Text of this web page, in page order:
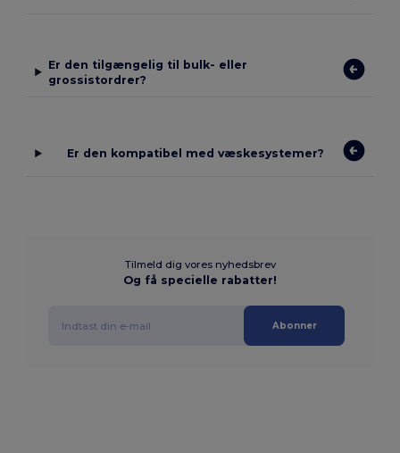
Er den tilgængelig til bulk- eller
grossistordrer?
Er den kompatibel med væskesystemer?
Tilmeld dig vores nyhedsbrev
Og få specielle rabatter!
Abonner